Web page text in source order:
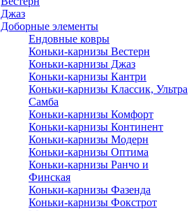
Джаз
Доборные элементы
Ендовные ковры
Коньки-карнизы Вестерн
Коньки-карнизы Джаз
Коньки-карнизы Кантри
Коньки-карнизы Классик, Ультра
Самба
Коньки-карнизы Комфорт
Коньки-карнизы Континент
Коньки-карнизы Модерн
Коньки-карнизы Оптима
Коньки-карнизы Ранчо и
Финская
Коньки-карнизы Фазенда
Коньки-карнизы Фокстрот